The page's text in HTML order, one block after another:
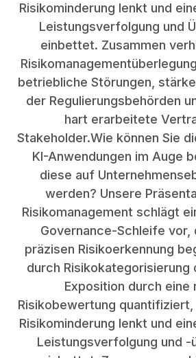
Risikominderung lenkt und
Leistungsverfolgung und
einbettet. Zusammen
betriebliche Störungen,
der Regulierungsbehörden
hart erarbeitete
Stakeholder.Wie können Sie
KI-Anwendungen im Auge
diese auf
werden? Unsere
Risikomanagement schlägt
Governance-Schleife vor,
präzisen Risikoerkennung
durch Risikokategorisierung
Exposition durch eine
Risikobewertung
Risikominderung lenkt und
Leistungsverfolgung und -